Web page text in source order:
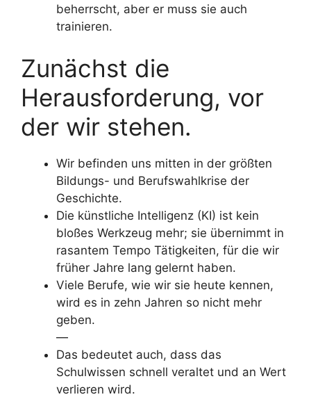
beherrscht, aber er muss sie auch
trainieren.
Zunächst die
Herausforderung, vor
der wir stehen.
Wir befinden uns mitten in der größten
Bildungs- und Berufswahlkrise der
Geschichte.
Die künstliche Intelligenz (KI) ist kein
bloßes Werkzeug mehr; sie übernimmt in
rasantem Tempo Tätigkeiten, für die wir
früher Jahre lang gelernt haben.
Viele Berufe, wie wir sie heute kennen,
wird es in zehn Jahren so nicht mehr
geben.
—
Das bedeutet auch, dass das
Schulwissen schnell veraltet und an Wert
verlieren wird.